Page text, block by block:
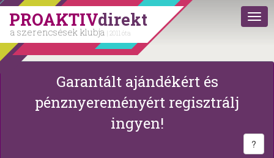
PROAKTIVdirekt
a szerencsések klubja | 2011 óta
Garantált ajándékért és
pénznyereményért regisztrálj
ingyen!
?